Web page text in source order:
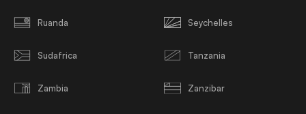
Ruanda Seychelles
Sudafrica Tanzania
Zambia Zanzibar